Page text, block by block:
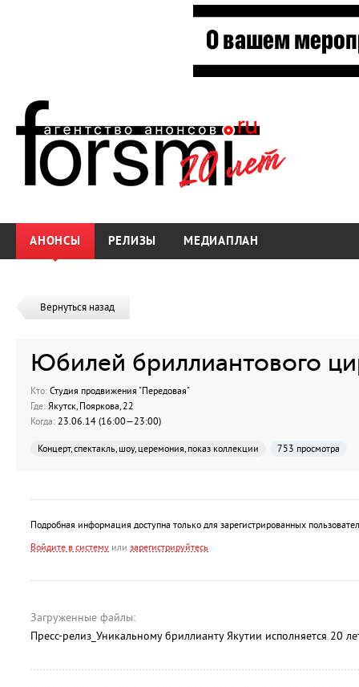
АНОНСЫ РЕЛИЗЫ МЕДИАПЛАН
Вернуться назад
Юбилей бриллиантового
Кто: Студия продвижения "Передовая"
Где: Якутск, Пояркова, 22
Когда: 23.06.14 (16:00—23:00)
Концерт, спектакль, шоу, церемония, показ коллекции 753 просмотра
Подробная информация доступна только для зарегистрированных
Войдите в систему или зарегистрируйтесь
Загруженные файлы:
Пресс-релиз_Уникальному бриллианту Якутии исполняется 20